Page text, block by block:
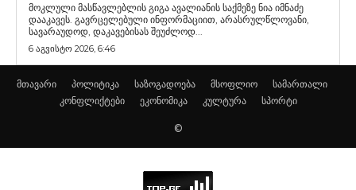
მოკლული მასწავლებლის გიგა ავალიანის საქმეზე ნია იმნაძე
დააკავეს. გავრცელებული ინფორმაციით, არასრულწლოვანი,
სავარაუდოდ, დაკავებისას შეუძლოდ...
6 აგვისტო 2026, 6:46
მთავარი პოლიტიკა საზოგადოება მსოფლიო
სამართალი
კონფლიქტები
ეკონომიკა კულტურა სპორტი
©